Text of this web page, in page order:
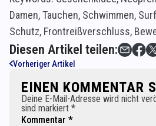
Damen, Tauchen, Schwimmen,
Schutz, Frontreißverschluss,
Diesen Artikel teilen:
Vorheriger Artikel
EINEN KOMMENTAR
Deine E-Mail-Adresse wird nicht
sind markiert *
Kommentar *